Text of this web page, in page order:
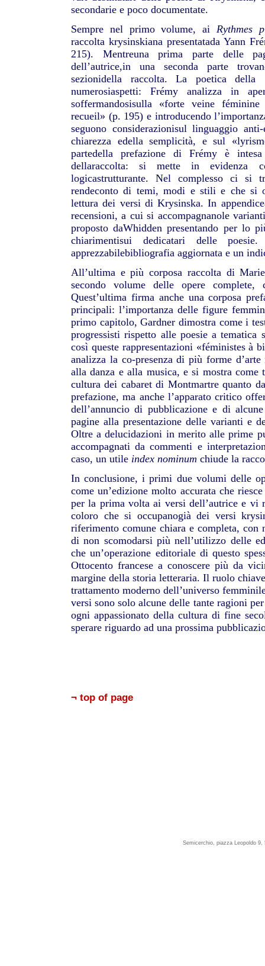
secondarie e poco documentate.
Sempre nel primo volume, ai Rythmes
raccolta krysinskiana presentatada Yann
215). Mentreuna prima parte delle
dell’autrice,in una seconda parte
sezionidella raccolta. La poetica
numerosiaspetti: Frémy analizza in
soffermandosisulla «forte veine
recueil» (p. 195) e introducendo
seguono considerazionisul linguaggio
chiarezza edella semplicità, e sul
partedella prefazione di Frémy è
dellaraccolta: si mette in evidenza
logicastrutturante. Nel complesso ci si
rendeconto di temi, modi e stili e che si
lettura dei versi di Krysinska. In
recensioni, a cui si accompagnanole
proposto daWhidden presentando per lo
chiarimentisui dedicatari delle
apprezzabilebibliografia aggiornata e un
All’ultima e più corposa raccolta di
secondo volume delle opere
Quest’ultima firma anche una corposa
principali: l’importanza delle figure
primo capitolo, Gardner dimostra come i
progressisti rispetto alle poesie a tematica
così queste rappresentazioni «féministes à
analizza la co-presenza di più forme
alla danza e alla musica, e si mostra
cultura dei cabaret di Montmartre quanto
prefazione, ma anche l’apparato critico
dell’annuncio di pubblicazione e di
pagine alla presentazione delle varianti e
Oltre a delucidazioni in merito alle prime
accompagnati da commenti e
caso, un utile index nominum chiude la
In conclusione, i primi due volumi delle
come un’edizione molto accurata che
per la prima volta ai versi dell’autrice e vi
coloro che si occupanogià dei versi
riferimento comune chiara e completa, con
di non scomodarsi più nell’utilizzo delle
che un’operazione editoriale di questo
Ottocento francese a conoscere più da
margine della storia letteraria. Il ruolo
trattamento moderno dell’universo
versi sono solo alcune delle tante ragioni
ogni appassionato della cultura di fine
sperare riguardo ad una prossima
¬ top of page
Semicerchio, piazza Leopoldo